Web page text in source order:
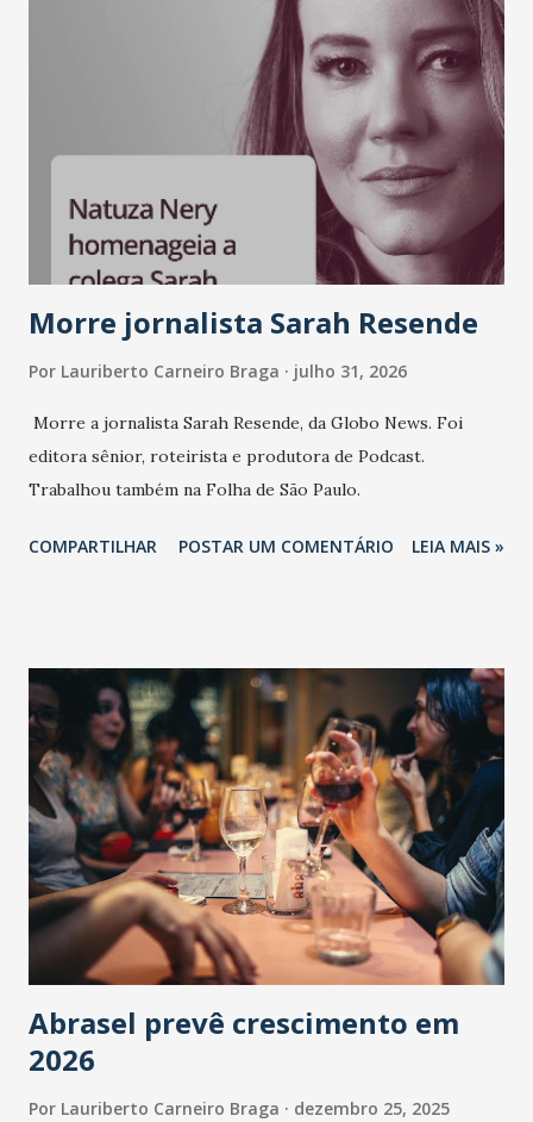
A nova edição chega em um momento em que autenticidade
e consistência ganham peso nas conversas sobre marca,
liderança e estratégia. - Vivemos um momento em que todo
mundo fala muito e poucos entregam de verdade. O NM2B
sempre existiu para dar palco a quem constrói com
consistência, e nesta edição isso fica ainda mais claro.
Vamos reforçar que ser genuíno sustenta a confiança entre
marcas, pessoas e mercado", afirma Tamires So...
Morre jornalista Sarah Resende
Por Lauriberto Carneiro Braga julho 31, 2026
Morre a jornalista Sarah Resende, da Globo News. Foi
editora sênior, roteirista e produtora de Podcast.
Trabalhou também na Folha de São Paulo.
COMPARTILHAR POSTAR UM COMENTÁRIO LEIA MAIS »
Abrasel prevê crescimento em
2026
Por Lauriberto Carneiro Braga dezembro 25, 2025